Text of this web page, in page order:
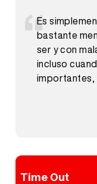
Es
bastante
ser y con
incluso
importantes,
Time Out